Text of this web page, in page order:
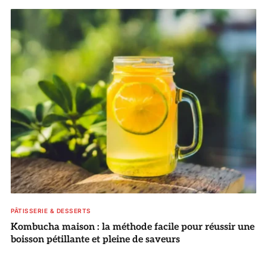
PÂTISSERIE & DESSERTS
Kombucha maison : la méthode facile pour réussir une
boisson pétillante et pleine de saveurs